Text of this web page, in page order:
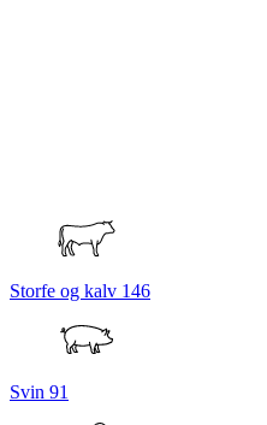
Storfe og kalv 146
Svin 91